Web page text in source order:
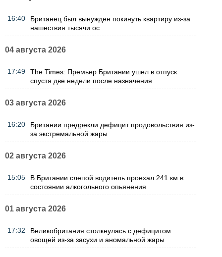
16:40
Британец был вынужден покинуть квартиру из-за
нашествия тысячи ос
04 августа 2026
17:49
The Times: Премьер Британии ушел в отпуск
спустя две недели после назначения
03 августа 2026
16:20
Британии предрекли дефицит продовольствия из-
за экстремальной жары
02 августа 2026
15:05
В Британии слепой водитель проехал 241 км в
состоянии алкогольного опьянения
01 августа 2026
17:32
Великобритания столкнулась с дефицитом
овощей из-за засухи и аномальной жары